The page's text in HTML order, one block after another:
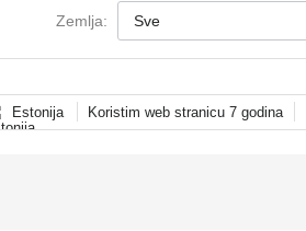
Zemlja:
Estonija Koristim web stranicu 7 godina